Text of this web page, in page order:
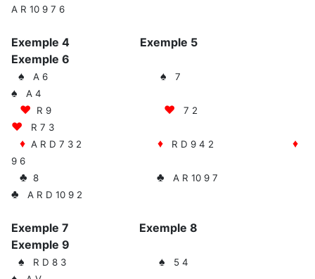
A R 10 9 7 6
Exemple 4 Exemple 5
Exemple 6
♠ A 6 ♠ 7
♠ A 4
♥ R 9 ♥ 7 2
♥ R 7 3
♦ A R D 7 3 2 ♦ R D 9 4 2 ♦
9 6
♣ 8 ♣ A R 10 9 7
♣ A R D 10 9 2
Exemple 7 Exemple 8
Exemple 9
♠ R D 8 3 ♠ 5 4